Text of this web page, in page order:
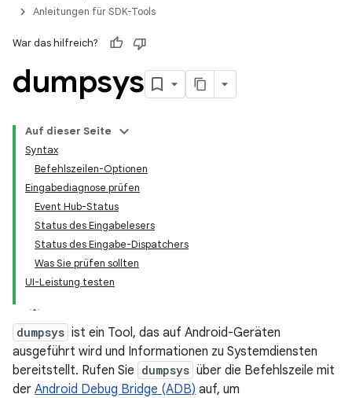
Anleitungen für SDK-Tools
War das hilfreich?
dumpsys
Auf dieser Seite
Syntax
Befehlszeilen-Optionen
Eingabediagnose prüfen
Event Hub-Status
Status des Eingabelesers
Status des Eingabe-Dispatchers
Was Sie prüfen sollten
UI-Leistung testen
dumpsys ist ein Tool, das auf Android-Geräten
ausgeführt wird und Informationen zu Systemdiensten
bereitstellt. Rufen Sie dumpsys über die Befehlszeile mit
der Android Debug Bridge (ADB) auf, um